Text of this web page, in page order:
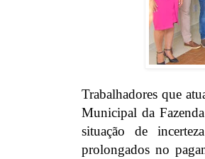
Trabalhadores que
Municipal da
situação de
prolongados no